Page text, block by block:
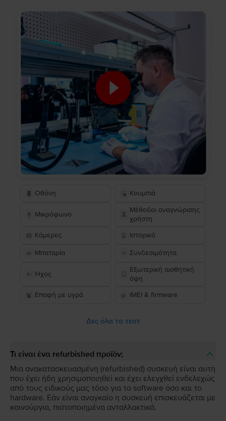
Οθόνη Κουμπιά
Μικρόφωνο
Μέθοδοι αναγνώρισης
χρήστη
Κάμερες
Ιστορικό
Μπαταρία Συνδεσιμότητα
Ήχος
Εξωτερική αισθητική
όψη
Επαφή με υγρά
IMEI & firmware
Δες όλα τα τεστ
Τι είναι ένα refurbished προϊόν;
Μια ανακατασκευασμένη (refurbished) συσκευή είναι αυτή
που έχει ήδη χρησιμοποιηθεί και έχει ελεγχθεί ενδελεχώς
από τους ειδικούς μας τόσο για το software όσο και το
hardware. Εάν είναι αναγκαίο η συσκευή επισκευάζεται με
καινούργια, πιστοποιημένα ανταλλακτικά.